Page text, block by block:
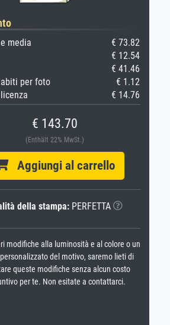
media
€ 73.82
€ 12.54
€ 41.46
per foto
€ 1.12
€ 14.76
€ 143.70
(Enthält 22% MwSt.)
Aggiungi al carrello
della stampa:PERFETTA
modifiche alla luminosità e al colore o un
del motivo, saremo lieti di
queste modifiche senza alcun costo
per te. Non esitate a contattarci.